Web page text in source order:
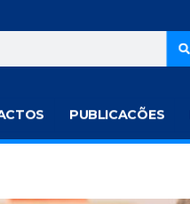
PUBLICACÕES